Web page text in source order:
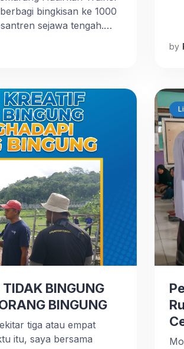
bingkisan ke 1000
sejawa tengah.
yayasan Fatimah Zahra
Ustadz Ibrahim mandres
beberapa poin
dalam mengasuh
In
by
TIDAK BINGUNG
BINGUNG
tiga atau empat
itu, saya bersama